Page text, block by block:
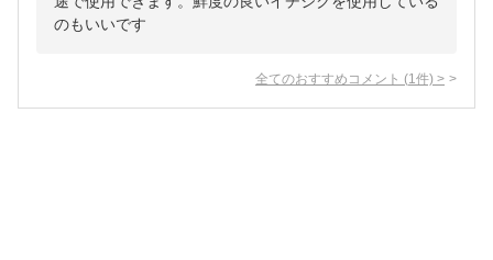
のもいいです
全てのおすすめコメント (1 件) >